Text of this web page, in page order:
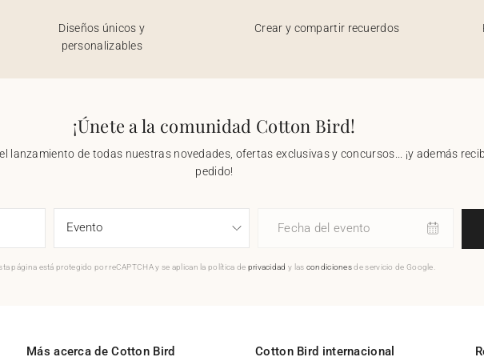
Diseños únicos y
personalizables
Crear y compartir recuerdos
¡Únete a la comunidad Cotton Bird!
lanzamiento de todas nuestras novedades, ofertas exclusivas y concursos... ¡y además
pedido!
Fecha del evento
página está protegido por reCAPTCHA y se aplican la política de privacidad y las condicionesde servicio de Google.
Más acerca de Cotton Bird Cotton Bird internacional